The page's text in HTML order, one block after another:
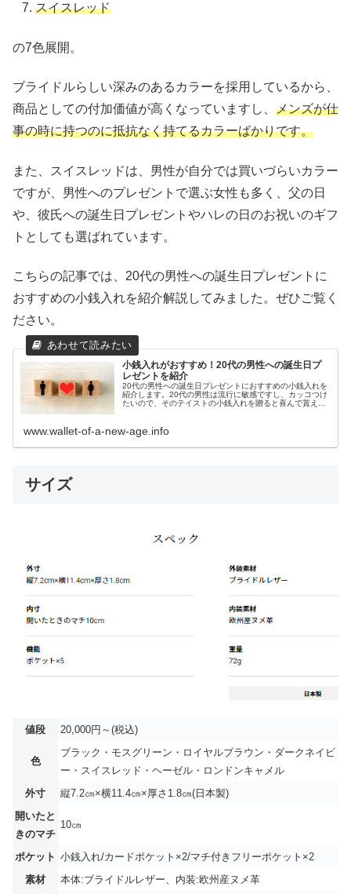
スイスレッド
の7色展開。
ブライドルらしい深みのあるカラーを採用しているから、
商品としての付加価値が高くなっていますし、 メンズが仕
事の時に持つのに抵抗なく持てるカラーばかりです。
また、スイスレッドは、男性が自分では買いづらいカラー
ですが、男性へのプレゼントで選ぶ女性も多く、父の日
や、彼氏への誕生日プレゼントやハレの日のお祝いのギフ
トとしても選ばれています。
こちらの記事では、20代の男性への誕生日プレゼントに
おすすめの小銭入れを紹介解説してみました。ぜひご覧く
ださい。
小銭入れがおすすめ！20代の男性への誕生日プ
レゼントを紹介
20代の男性への誕生日プレゼントにおすすめの小銭入れを
紹介します。20代の男性は流行に敏感ですし、カッコつけ
たいので、そのテイストの小銭入れを贈ると喜んで貰えま
www.wallet-of-a-new-age.info
サイズ
値段 20,000円～(税込)
色
ブラック・モスグリーン・ロイヤルブラウン・ダークネイビ
ー・スイスレッド・ヘーゼル・ロンドンキャメル
外寸
縦7.2㎝×横11.4㎝×厚さ1.8㎝(日本製)
開いたと
きのマチ
10㎝
ポケット 小銭入れ/カードポケット×2/マチ付きフリーポケット×2
素材
本体:ブライドルレザー、内装:欧州産ヌメ革